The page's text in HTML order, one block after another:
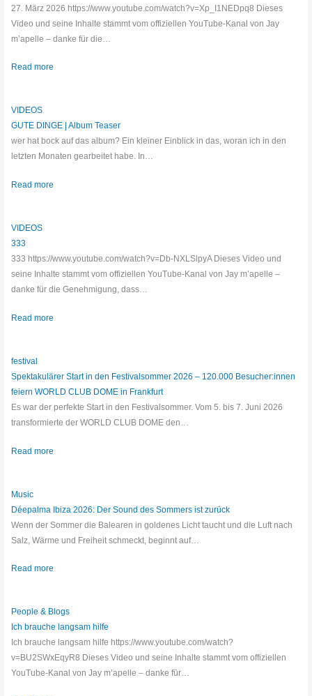
27. März 2026 https://www.youtube.com/watch?v=Xp_I1NEDpq8 Dieses
Video und seine Inhalte stammt vom offiziellen YouTube-Kanal von Jay
m’apelle – danke für die…
Read more
VIDEOS
GUTE DINGE | Album Teaser
wer hat bock auf das album? Ein kleiner Einblick in das, woran ich in den
letzten Monaten gearbeitet habe. In…
Read more
VIDEOS
333
333 https://www.youtube.com/watch?v=Db-NXLSlpyA Dieses Video und
seine Inhalte stammt vom offiziellen YouTube-Kanal von Jay m’apelle –
danke für die Genehmigung, dass…
Read more
festival
Spektakulärer Start in den Festivalsommer 2026 – 120.000 Besucher:innen
feiern WORLD CLUB DOME in Frankfurt
Es war der perfekte Start in den Festivalsommer. Vom 5. bis 7. Juni 2026
transformierte der WORLD CLUB DOME den…
Read more
Music
Déepalma Ibiza 2026: Der Sound des Sommers ist zurück
Wenn der Sommer die Balearen in goldenes Licht taucht und die Luft nach
Salz, Wärme und Freiheit schmeckt, beginnt auf…
Read more
People & Blogs
Ich brauche langsam hilfe
Ich brauche langsam hilfe https://www.youtube.com/watch?
v=BU2SWxEqyR8 Dieses Video und seine Inhalte stammt vom offiziellen
YouTube-Kanal von Jay m’apelle – danke für…